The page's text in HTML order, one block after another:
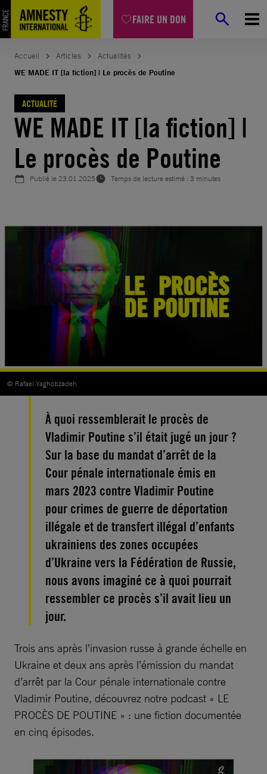
FAIRE UN DON
Aller
au
contenu
Accueil Articles
Actualités
WE MADE IT [la fiction] | Le procès de Poutine
ACTUALITÉ
WE MADE IT [la fiction] |
Le procès de Poutine
Publié le23.01.2025 Temps de lecture estimé : 3 minutes
© Rafael Yaghobzadeh
À quoi ressemblerait le procès de
Vladimir Poutine s’il était jugé un jour ?
Sur la base du mandat d’arrêt de la
Cour pénale internationale émis en
mars 2023 contre Vladimir Poutine
pour crimes de guerre de déportation
illégale et de transfert illégal d’enfants
ukrainiens des zones occupées
d’Ukraine vers la Fédération de Russie,
nous avons imaginé ce à quoi pourrait
ressembler ce procès s’il avait lieu un
jour.
Trois ans après l’invasion russe à grande échelle en
Ukraine et deux ans après l’émission du mandat
d’arrêt par la Cour pénale internationale contre
Vladimir Poutine, découvrez notre podcast « LE
PROCÈS DE POUTINE » : une fiction documentée
en cinq épisodes.